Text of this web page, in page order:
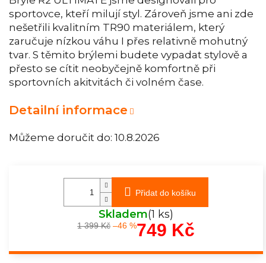
Můžeme doručit do: 10.8.2026
sportovce, kteří milují styl. Zároveň jsme ani zde
nešetřili kvalitním TR90 materiálem, který
zaručuje nízkou váhu I přes relativně mohutný
tvar. S těmito brýlemi budete vypadat stylově a
přesto se cítit neobyčejně komfortně při
sportovních akitvitách či volném čase.
Detailní informace
Přidat do košíku
Skladem(1 ks)
1 399 Kč –46 %749 KčMěrná